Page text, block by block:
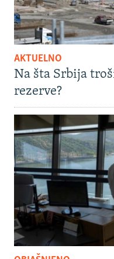
AKTUELNO
Na šta Srbija
rezerve?